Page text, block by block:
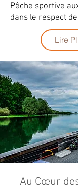
Pêche sportive
dans le respect
Lire
Au Cœur